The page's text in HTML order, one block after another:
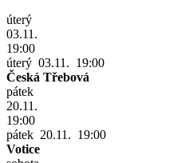
úterý
03.11.
19:00
úterý 03.11. 19:00
Česká Třebová
pátek
20.11.
19:00
pátek 20.11. 19:00
Votice